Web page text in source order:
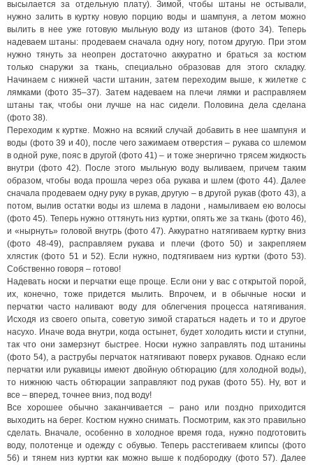
высылается за отдельную плату). Зимой, чтобы штаны не остывали,
нужно залить в куртку новую порцию воды и шампуня, а летом можно
вылить в нее уже готовую мыльную воду из штанов (фото 34). Теперь
надеваем штаны: продеваем сначала одну ногу, потом другую. При этом
нужно тянуть за неопрен достаточно аккуратно и браться за костюм
только снаружи за ткань, специально образовав для этого складку.
Начинаем с нижней части штанин, затем переходим выше, к жилетке с
лямками (фото 35–37). Затем надеваем на плечи лямки и расправляем
штаны так, чтобы они лучше на нас сидели. Половина дела сделана
(фото 38).
Переходим к куртке. Можно на всякий случай добавить в нее шампуня и
воды (фото 39 и 40), после чего зажимаем отверстия – рукава со шлемом
в одной руке, пояс в другой (фото 41) – и тоже энергично трясем жидкость
внутри (фото 42). После этого мыльную воду выливаем, причем таким
образом, чтобы вода прошла через оба рукава и шлем (фото 44). Далее
сначала продеваем одну руку в рукав, другую – в другой рукав (фото 43), а
потом, вылив остатки воды из шлема в ладони , намыливаем ею волосы
(фото 45). Теперь нужно оттянуть низ куртки, опять же за ткань (фото 46),
и «нырнуть» головой внутрь (фото 47). Аккуратно натягиваем куртку вниз
(фото 48-49), расправляем рукава и плечи (фото 50) и закрепляем
хлястик (фото 51 и 52). Если нужно, подтягиваем низ куртки (фото 53).
Собственно говоря – готово!
Надевать носки и перчатки еще проще. Если они у вас с открытой порой,
их, конечно, тоже придется мылить. Впрочем, и в обычные носки и
перчатки часто наливают воду для облегчения процесса натягивания.
Исходя из своего опыта, советую зимой стараться надеть и то и другое
насухо. Иначе вода внутри, когда остынет, будет холодить кисти и ступни,
так что они замерзнут быстрее. Носки нужно заправлять под штанины
(фото 54), а раструбы перчаток натягивают поверх рукавов. Однако если
перчатки или рукавицы имеют двойную обтюрацию (для холодной воды),
то нижнюю часть обтюрации заправляют под рукав (фото 55). Ну, вот и
все – вперед, точнее вниз, под воду!
Все хорошее обычно заканчивается – рано или поздно приходится
выходить на берег. Костюм нужно снимать. Посмотрим, как это правильно
сделать. Вначале, особенно в холодное время года, нужно подготовить
воду, полотенце и одежду с обувью. Теперь расстегиваем клипсы (фото
56) и тянем низ куртки как можно выше к подбородку (фото 57). Далее